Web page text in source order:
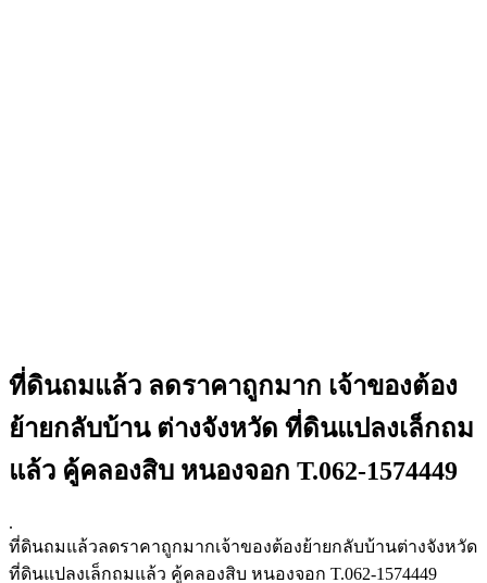
ที่ดินถมแล้ว ลดราคาถูกมาก เจ้าของต้อง
ย้ายกลับบ้าน ต่างจังหวัด ที่ดินแปลงเล็กถม
แล้ว คู้คลองสิบ หนองจอก T.062-1574449
.
ที่ดินถมแล้วลดราคาถูกมากเจ้าของต้องย้ายกลับบ้านต่างจังหวัด
ที่ดินแปลงเล็กถมแล้ว คู้คลองสิบ หนองจอก T.062-1574449